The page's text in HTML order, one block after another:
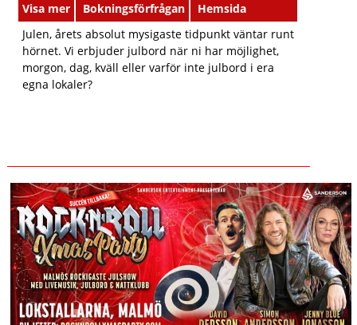
Visa mer
Bokningsförfrågan
Hemsida
Julen, årets absolut mysigaste tidpunkt väntar runt
hörnet. Vi erbjuder julbord när ni har möjlighet,
morgon, dag, kväll eller varför inte julbord i era
egna lokaler?